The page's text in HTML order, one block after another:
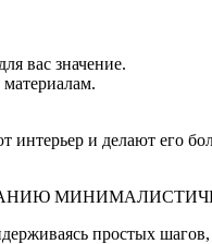
вас значение.
интерьер и делают его
простых